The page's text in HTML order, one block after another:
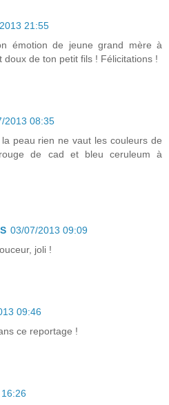
21:55
émotion de jeune grand mère à
doux de ton petit fils ! Félicitations !
2013 08:35
peau rien ne vaut les couleurs de
de cad et bleu ceruleum à
03/07/2013 09:09
joli !
09:46
ce reportage !